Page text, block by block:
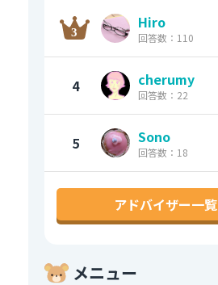
Hiro
回答数：110
4 cherumy
回答数：22
5 Sono
回答数：18
アドバイザー一覧
メニュー